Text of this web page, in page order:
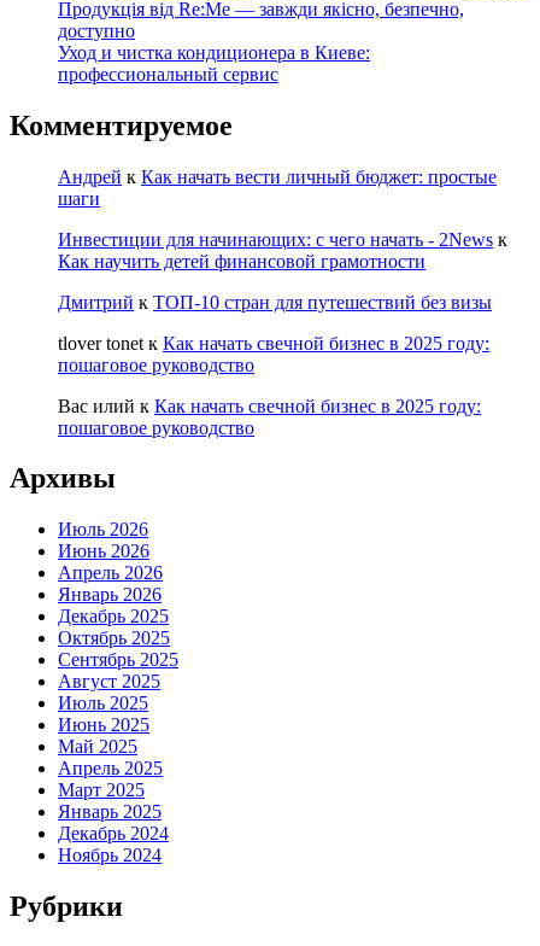
Продукція від Re:Me — завжди якісно, безпечно,
доступно
Уход и чистка кондиционера в Киеве:
профессиональный сервис
Комментируемое
Андрей к Как начать вести личный бюджет: простые
шаги
Инвестиции для начинающих: с чего начать - 2News к
Как научить детей финансовой грамотности
Дмитрий к ТОП-10 стран для путешествий без визы
tlover tonet к Как начать свечной бизнес в 2025 году:
пошаговое руководство
Вас илий к Как начать свечной бизнес в 2025 году:
пошаговое руководство
Архивы
Июль 2026
Июнь 2026
Апрель 2026
Январь 2026
Декабрь 2025
Октябрь 2025
Сентябрь 2025
Август 2025
Июль 2025
Июнь 2025
Май 2025
Апрель 2025
Март 2025
Январь 2025
Декабрь 2024
Ноябрь 2024
Рубрики